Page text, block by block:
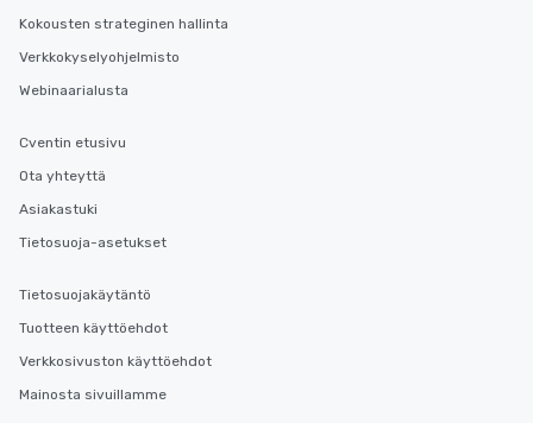
Kokousten strateginen hallinta
Verkkokyselyohjelmisto
Webinaarialusta
Cventin etusivu
Ota yhteyttä
Asiakastuki
Tietosuoja-asetukset
Tietosuojakäytäntö
Tuotteen käyttöehdot
Verkkosivuston käyttöehdot
Mainosta sivuillamme